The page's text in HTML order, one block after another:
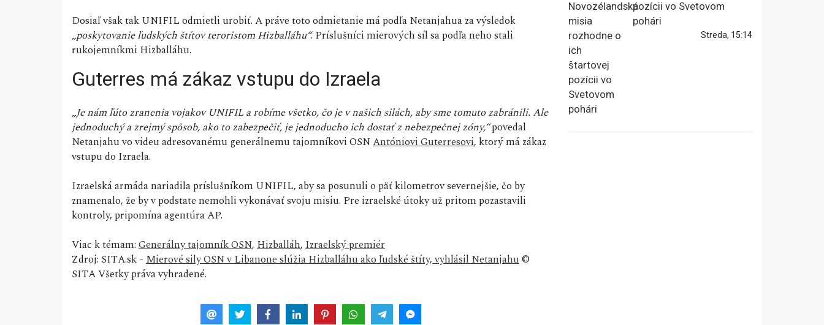
Dosiaľ však tak UNIFIL odmietli urobiť. A práve toto odmietanie má podľa Netanjahua za výsledok
„poskytovanie ľudských štítov teroristom Hizballáhu“. Príslušníci mierových síl sa podľa neho stali
rukojemníkmi Hizballáhu.
Guterres má zákaz vstupu do Izraela
„Je nám ľúto zranenia vojakov UNIFIL a robíme všetko, čo je v našich silách, aby sme tomuto zabránili. Ale
jednoduchý a zrejmý spôsob, ako to zabezpečiť, je jednoducho ich dostať z nebezpečnej zóny,“povedal
Netanjahu vo videu adresovanému generálnemu tajomníkovi OSNAntóniovi Guterresovi, ktorý má zákaz
vstupu do Izraela.
Izraelská armáda nariadila príslušníkom UNIFIL, aby sa posunuli o päť kilometrov severnejšie, čo by
znamenalo, že by v podstate nemohli vykonávať svoju misiu. Pre izraelské útoky už pritom pozastavili
kontroly, pripomína agentúra AP.
Viac k témam:Generálny tajomník OSN,Hizballáh,Izraelský premiér
Zdroj: SITA.sk -Mierové sily OSN v Libanone slúžia Hizballáhu ako ľudské štíty, vyhlásil Netanjahu©
SITA Všetky práva vyhradené.
pozícii vo Svetovom
pohári
Streda, 15:14